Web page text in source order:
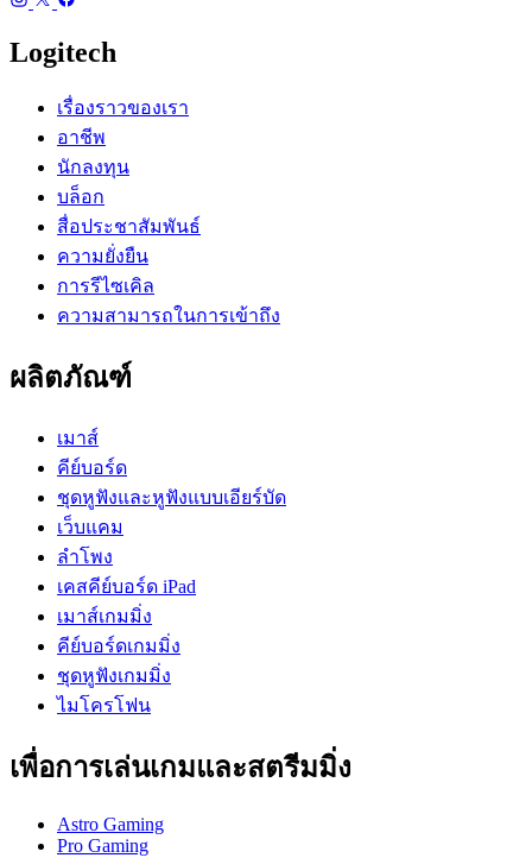
Logitech
เรื่องราวของเรา
อาชีพ
นักลงทุน
บล็อก
สื่อประชาสัมพันธ์
ความยั่งยืน
การรีไซเคิล
ความสามารถในการเข้าถึง
ผลิตภัณฑ์
เมาส์
คีย์บอร์ด
ชุดหูฟังและหูฟังแบบเอียร์บัด
เว็บแคม
ลำโพง
เคสคีย์บอร์ด iPad
เมาส์เกมมิ่ง
คีย์บอร์ดเกมมิ่ง
ชุดหูฟังเกมมิ่ง
ไมโครโฟน
เพื่อการเล่นเกมและสตรีมมิ่ง
Astro Gaming
Pro Gaming